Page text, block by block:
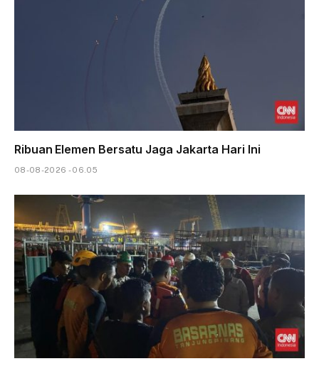
Ribuan Elemen Bersatu Jaga Jakarta Hari Ini
08-08-2026 - 06.05